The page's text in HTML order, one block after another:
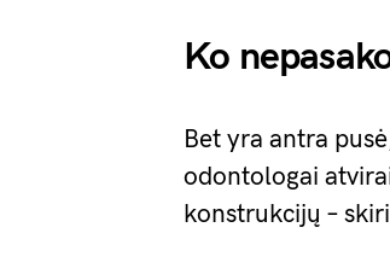
Ko
Bet yra antra
odontologai
konstrukcijų –